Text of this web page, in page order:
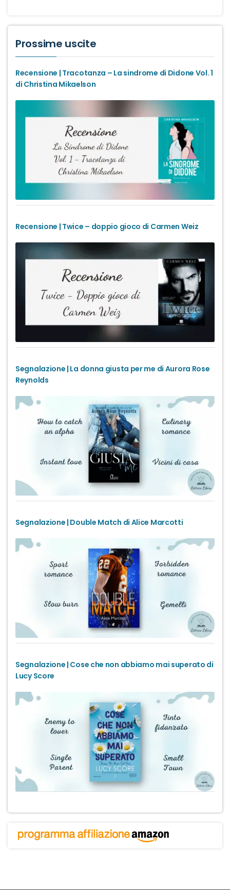
Prossime uscite
Recensione | Tracotanza – La sindrome di Didone Vol. 1
di Christina Mikaelson
Recensione | Twice – doppio gioco di Carmen Weiz
Segnalazione | La donna giusta per me di Aurora Rose
Reynolds
Segnalazione | Double Match di Alice Marcotti
Segnalazione | Cose che non abbiamo mai superato di
Lucy Score